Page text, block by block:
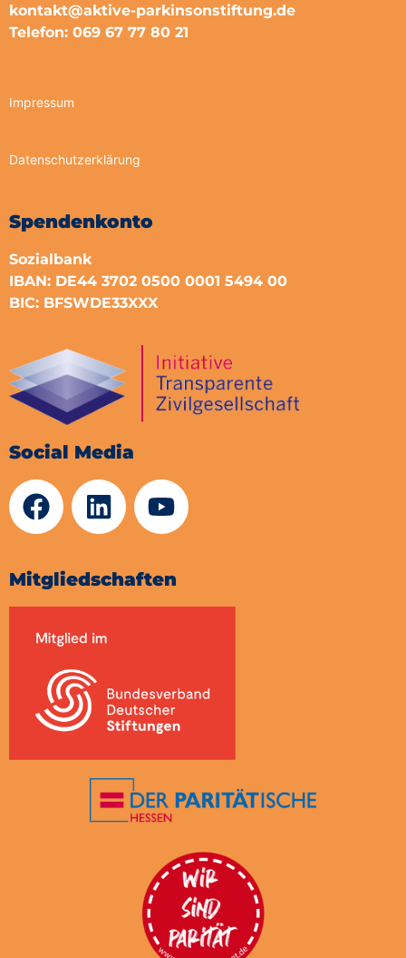
kontakt@aktive-parkinsonstiftung.de
Telefon: 069 67 77 80 21
Impressum
Datenschutzerklärung
Spendenkonto
Sozialbank
IBAN: DE44 3702 0500 0001 5494 00
BIC: BFSWDE33XXX
Social Media
Mitgliedschaften